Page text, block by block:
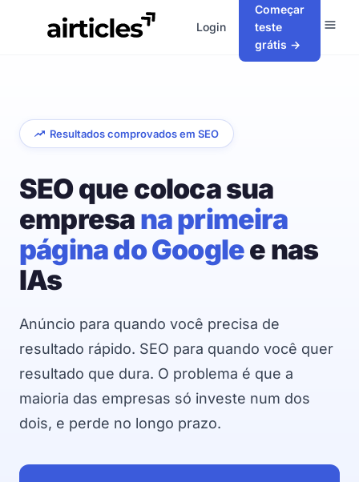
Login
Começar
teste
grátis →
Resultados comprovados em SEO
SEO que coloca sua
empresana primeira
página do Googlee nas
IAs
Anúncio para quando você precisa de
resultado rápido. SEO para quando você quer
resultado que dura. O problema é que a
maioria das empresas só investe num dos
dois, e perde no longo prazo.